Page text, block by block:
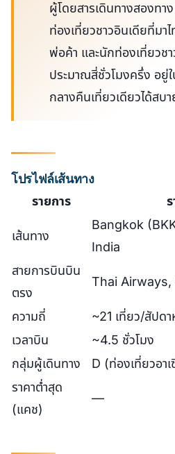
ผู้โดยสารเดินทางสองท
ท่องเที่ยวชาวอินเดียที่มา
พ่อค้า และนักท่องเที่ยวชา
ประมาณสี่ชั่วโมงครึ่ง อยู่
กลางคืนเที่ยวเดียวได้สบา
โปรไฟล์เส้นทาง
รายการ
เส้นทาง
Bangkok
India
สายการบินบิน
ตรง
Thai Airways,
ความถี่
~21 เที่ยว/สัปดา
เวลาบิน
~4.5 ชั่วโมง
กลุ่มผู้เดินทาง
D (ท่องเที่ยวอา
ราคาต่ำสุด
(แคช)
—